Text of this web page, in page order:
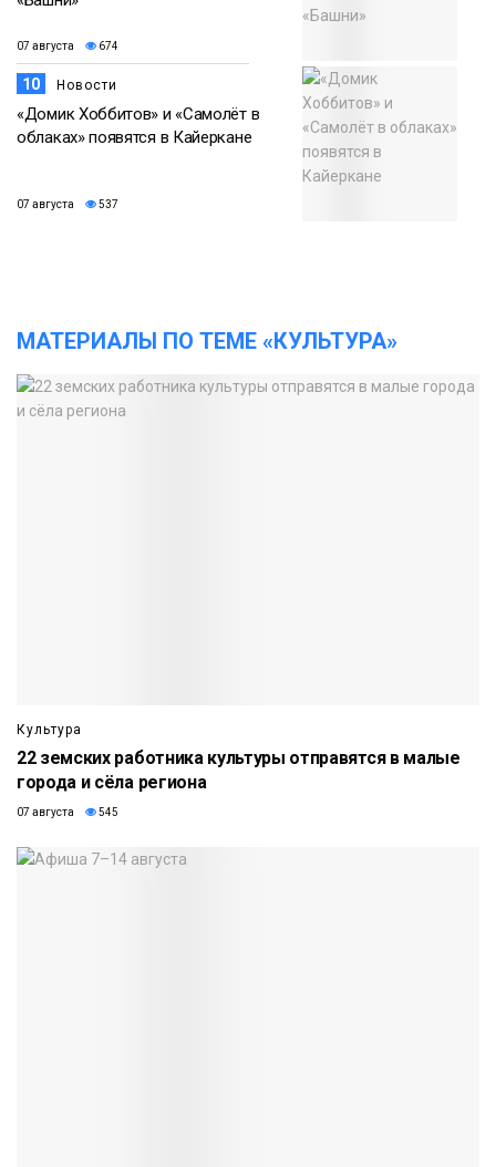
07 августа 674
10 Новости
«Домик Хоббитов» и «Самолёт в
облаках» появятся в Кайеркане
07 августа 537
МАТЕРИАЛЫ ПО ТЕМЕ «КУЛЬТУРА»
Культура
22 земских работника культуры отправятся в малые
города и сёла региона
07 августа 545